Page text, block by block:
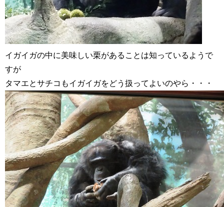
イガイガの中に美味しい栗があることは知っているようで
すが
タマエとサチコもイガイガをどう扱ってよいのやら・・・